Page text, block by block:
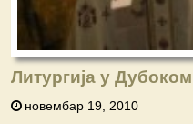
Литургија у
новембар 19, 2010